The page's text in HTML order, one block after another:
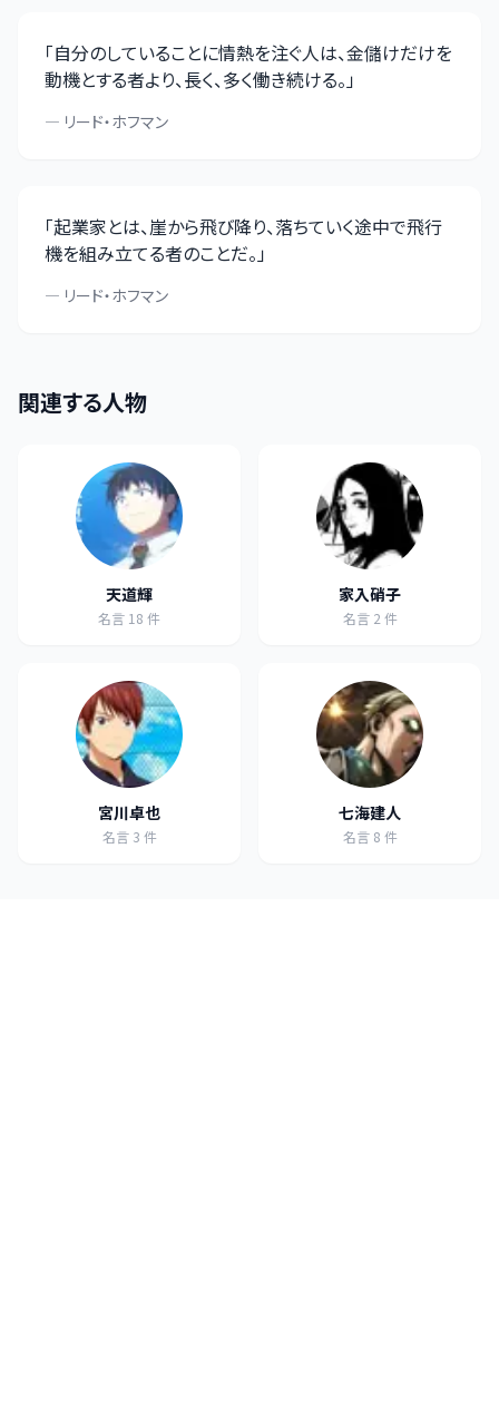
「自分のしていることに情熱を注ぐ人は、金儲けだけを
動機とする者より、長く、多く働き続ける。」
— リード・ホフマン
「起業家とは、崖から飛び降り、落ちていく途中で飛行
機を組み立てる者のことだ。」
— リード・ホフマン
関連する人物
天道輝
名言 18 件
家入硝子
名言 2 件
宮川卓也
名言 3 件
七海建人
名言 8 件